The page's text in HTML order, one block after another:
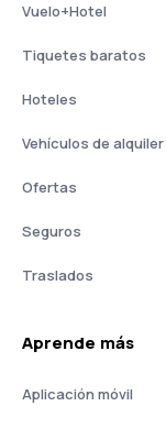
Vuelo+Hotel
Tiquetes baratos
Hoteles
Vehículos de alquiler
Ofertas
Seguros
Traslados
Aprende más
Aplicación móvil